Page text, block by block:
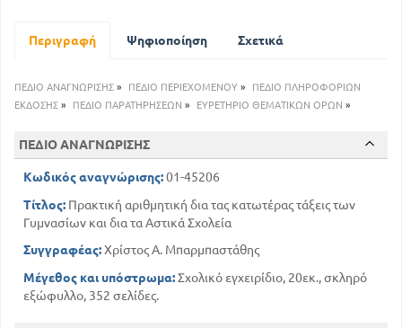
Οι τέσσερις πράξεις. Α'. Πρόσθεση
Γ'. Πολλαπλασιασμός
Δ'. Διαίρεση
Περί διαιρετότητας
96
Κοινά πολλαπλάσια
106
Περί των πρώτων αριθμών
ΒΙΒΛΙΟ Β'. ΠΕΡΙ ΤΩΝ ΚΛΑΣΜΑΤΙΚΩΝ ΑΡΙΘΜΩΝ
Ι
Περιγραφή Ψηφιοποίηση Σχετικά
ΠΕΔΙΟ ΑΝΑΓΝΩΡΙΣΗΣ » ΠΕΔΙΟ ΠΕΡΙΕΧΟΜΕΝΟΥ »
ΠΕΔΙΟ ΠΛΗΡΟΦΟΡΙΩΝ
ΕΚΔΟΣΗΣ » ΠΕΔΙΟ ΠΑΡΑΤΗΡΗΣΕΩΝ » ΕΥΡΕΤΗΡΙΟ ΘΕΜΑΤΙΚΩΝ ΟΡΩΝ »
ΠΕΔΙΟ ΑΝΑΓΝΩΡΙΣΗΣ
Κωδικός αναγνώρισης:01-45206
Τίτλος: Πρακτική αριθμητική δια τας κατωτέρας τάξεις των
Γυμνασίων και δια τα Αστικά Σχολεία
Συγγραφέας:Χρίστος Α. Μπαρμπαστάθης
Μέγεθος και υπόστρωμα:Σχολικό εγχειρίδιο, 20εκ., σκληρό
εξώφυλλο, 352 σελίδες.